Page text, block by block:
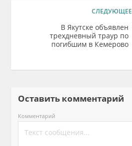
СЛЕДУЮЩЕЕ
В Якутске объявлен
трехдневный траур по
погибшим в Кемерово
Оставить комментарий
Комментарий